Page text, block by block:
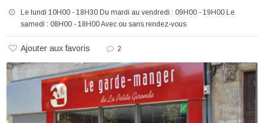
Le lundi 10H00 - 18H30 Du mardi au vendredi : 09H00 - 19H00 Le
samedi : 08H00 - 18H00 Avec ou sans rendez-vous
Ajouter aux favoris 2